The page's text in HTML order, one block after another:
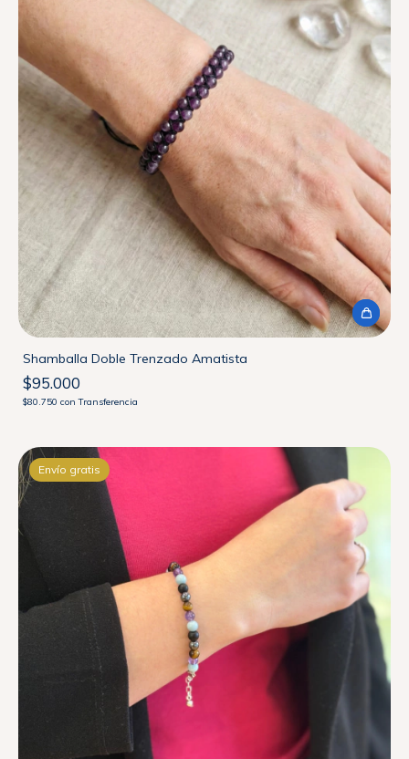
Shamballa Doble Trenzado Amatista
$95.000
$80.750 con Transferencia
Envío gratis